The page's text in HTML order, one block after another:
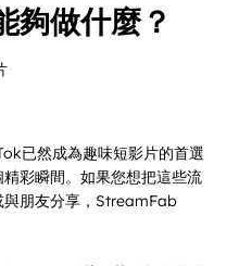
做什麼？
已然成為趣味短影片的首選
彩瞬間。如果您想把這些流
與朋友分享，StreamFab